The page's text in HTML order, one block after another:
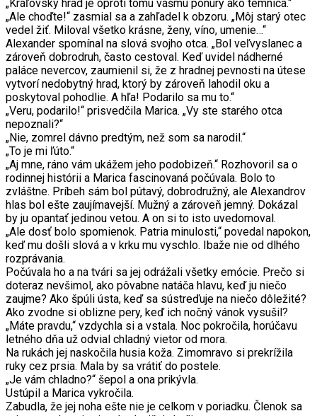
„Kráľovský hrad je oproti tomu vášmu ponurý ako temnica.“
„Ale choďte!“ zasmial sa a zahľadel k obzoru. „Môj starý otec
vedel žiť. Miloval všetko krásne, ženy, víno, umenie…“
Alexander spomínal na slová svojho otca. „Bol veľvyslanec a
zároveň dobrodruh, často cestoval. Keď uvidel nádherné
paláce nevercov, zaumienil si, že z hradnej pevnosti na útese
vytvorí nedobytný hrad, ktorý by zároveň lahodil oku a
poskytoval pohodlie. A hľa! Podarilo sa mu to.“
„Veru, podarilo!“ prisvedčila Marica. „Vy ste starého otca
nepoznali?“
„Nie, zomrel dávno predtým, než som sa narodil.“
„To je mi ľúto.“
„Aj mne, ráno vám ukážem jeho podobizeň.“ Rozhovoril sa o
rodinnej histórii a Marica fascinovaná počúvala. Bolo to
zvláštne. Príbeh sám bol pútavý, dobrodružný, ale Alexandrov
hlas bol ešte zaujímavejší. Mužný a zároveň jemný. Dokázal
by ju opantať jedinou vetou. A on si to isto uvedomoval.
„Ale dosť bolo spomienok. Patria minulosti,“ povedal napokon,
keď mu došli slová a v krku mu vyschlo. Ibaže nie od dlhého
rozprávania.
Počúvala ho a na tvári sa jej odrážali všetky emócie. Prečo si
doteraz nevšimol, ako pôvabne natáča hlavu, keď ju niečo
zaujme? Ako špúli ústa, keď sa sústreďuje na niečo dôležité?
Ako zvodne si oblizne pery, keď ich nočný vánok vysušil?
„Máte pravdu,“ vzdychla si a vstala. Noc pokročila, horúčavu
letného dňa už odvial chladný vietor od mora.
Na rukách jej naskočila husia koža. Zimomravo si prekrížila
ruky cez prsia. Mala by sa vrátiť do postele.
„Je vám chladno?“ šepol a ona prikývla.
Ustúpil a Marica vykročila.
Zabudla, že jej noha ešte nie je celkom v poriadku. Členok sa